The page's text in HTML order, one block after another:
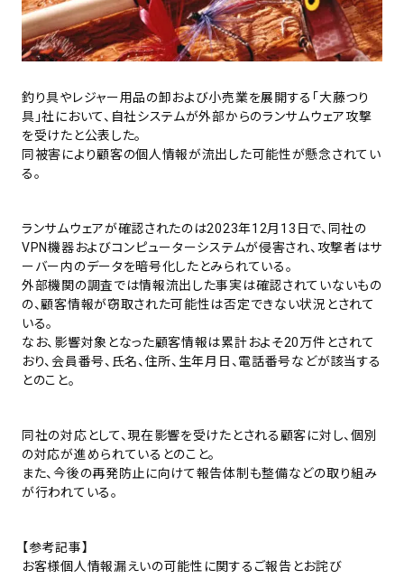
釣り具やレジャー用品の卸および小売業を展開する「大藤つり
具」社において、自社システムが外部からのランサムウェア攻撃
を受けたと公表した。
同被害により顧客の個人情報が流出した可能性が懸念されてい
る。
ランサムウェアが確認されたのは2023年12月13日で、同社の
VPN機器およびコンピューターシステムが侵害され、攻撃者はサ
ーバー内のデータを暗号化したとみられている。
外部機関の調査では情報流出した事実は確認されていないもの
の、顧客情報が窃取された可能性は否定できない状況とされて
いる。
なお、影響対象となった顧客情報は累計およそ20万件とされて
おり、会員番号、氏名、住所、生年月日、電話番号などが該当する
とのこと。
同社の対応として、現在影響を受けたとされる顧客に対し、個別
の対応が進められているとのこと。
また、今後の再発防止に向けて報告体制も整備などの取り組み
が行われている。
【参考記事】
お客様個人情報漏えいの可能性に関するご報告とお詫び